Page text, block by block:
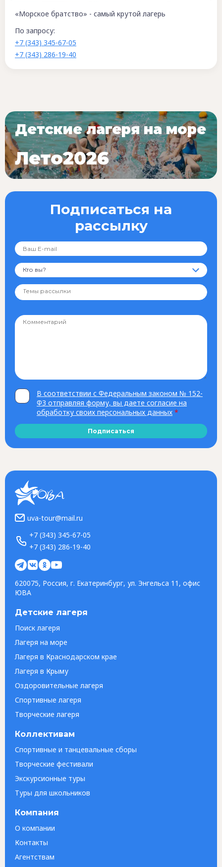
«Морское братство» - самый крутой лагерь
По запросу:
+7 (343) 345-67-05
+7 (343) 286-19-40
Подписаться на
рассылку
Кто вы?
В соответствии с Федеральным законом № 152-
ФЗ отправляя форму, вы даете согласие на
обработку своих персональных данных *
Подписаться
Детские лагеря на море
Лето2026
uva-tour@mail.ru
+7 (343) 345-67-05
+7 (343) 286-19-40
620075, Россия, г. Екатеринбург, ул. Энгельса 11, офис
ЮВА
Детские лагеря
Поиск лагеря
Лагеря на море
Лагеря в Краснодарском крае
Лагеря в Крыму
Оздоровительные лагеря
Спортивные лагеря
Творческие лагеря
Коллективам
Спортивные и танцевальные сборы
Творческие фестивали
Экскурсионные туры
Туры для школьников
Компания
О компании
Контакты
Агентствам